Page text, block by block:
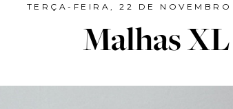
TERÇA-FEIRA, 22 DE
Malhas XL